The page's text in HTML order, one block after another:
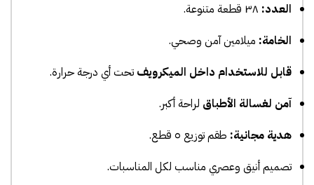
العدد:
الخامة: ميلامين آمن وصحي.
قابل للاستخدام داخل الميكرويف تحت أي درجة حرارة.
آمن لغسالة الأطباق لراحة أكبر.
هدية مجانية: طقم توزيع ٥ قطع.
تصميم أنيق وعصري مناسب لكل المناسبات.